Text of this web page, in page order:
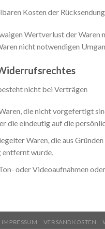
Kosten der
Wertverlust der Waren
nicht notwendigen
nicht bei Verträgen
die nicht vorgefertigt
die eindeutig auf die
Waren, die aus
entfernt wurde,
oder Videoaufnahmen
IMPRESSUM VERSANDKOSTEN